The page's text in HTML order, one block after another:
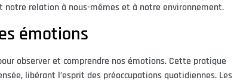
relation à nous-mêmes et à notre environnement.
émotions
observer et comprendre nos émotions. Cette pratique
libérant l’esprit des préoccupations quotidiennes. Les